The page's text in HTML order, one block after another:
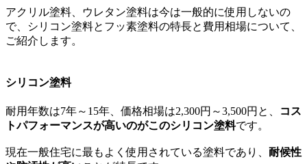
アクリル塗料、ウレタン塗料は今は一般的に使用しないの
で、シリコン塗料とフッ素塗料の特長と費用相場について、
ご紹介します。
シリコン塗料
耐用年数は7年～15年、価格相場は2,300円～3,500円と、
コス
トパフォーマンスが高いのがこのシリコン塗料です。
現在一般住宅に最もよく使用されている塗料であり、 耐候性